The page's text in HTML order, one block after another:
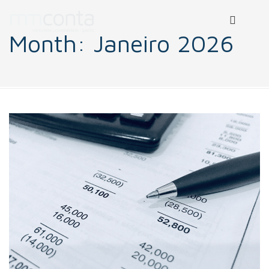
Month: Janeiro 2026